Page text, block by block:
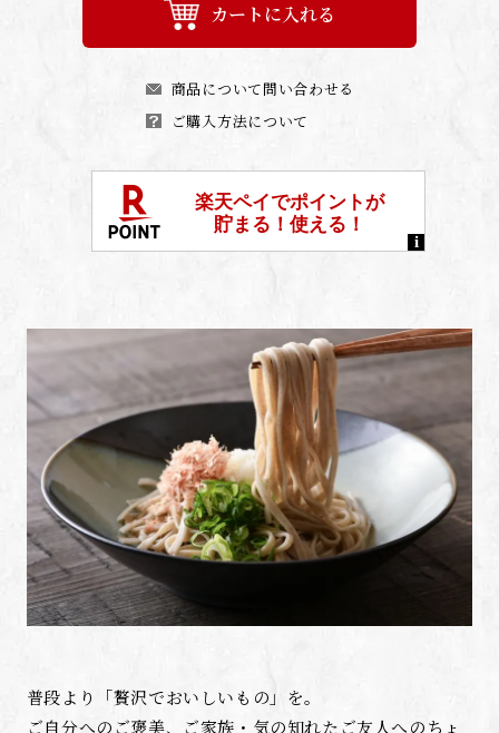
カートに入れる
商品について問い合わせる
ご購入方法について
普段より「贅沢でおいしいもの」を。
ご自分へのご褒美、ご家族・気の知れたご友人へのちょ